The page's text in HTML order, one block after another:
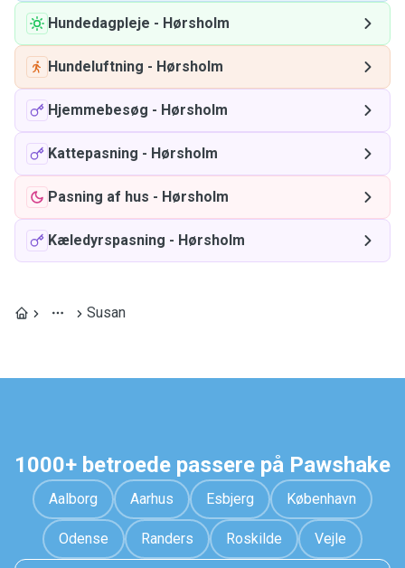
Hundedagpleje - Hørsholm
Hundeluftning - Hørsholm
Hjemmebesøg - Hørsholm
Kattepasning - Hørsholm
Pasning af hus - Hørsholm
Kæledyrspasning - Hørsholm
Susan
1000+ betroede passere på Pawshake
Aalborg Aarhus Esbjerg København
Odense Randers Roskilde Vejle